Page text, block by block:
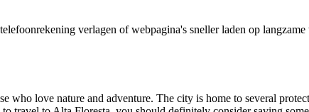
verlagen of webpagina's sneller laden op
who love nature and adventure. The city is home to several